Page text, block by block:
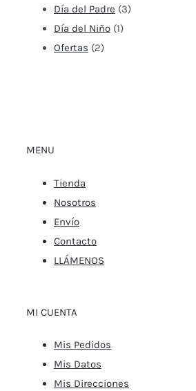
Día del Padre (3)
Día del Niño (1)
Ofertas (2)
MENU
Tienda
Nosotros
Envío
Contacto
LLÁMENOS
MI CUENTA
Mis Pedidos
Mis Datos
Mis Direcciones